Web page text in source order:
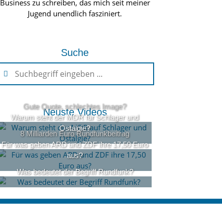
Business zu schreiben, das mich seit meiner
Jugend unendlich fasziniert.
Suche
Neuste Videos
Gute Quote, schlechtes Image?
Warum steht der MDR für Schlager und
Ostalgie?
8 Milliarden Euro Rundfunkbeitrag
Für was geben ARD und ZDF ihre 17,50 Euro
aus?
Was bedeutet der Begriff Rundfunk?